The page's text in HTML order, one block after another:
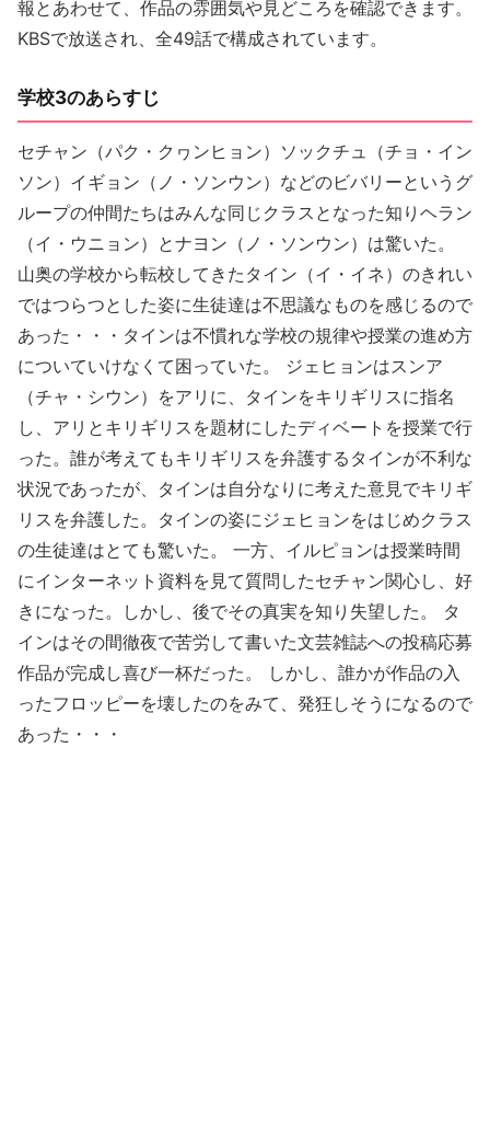
報とあわせて、作品の雰囲気や見どころを確認できます。
KBSで放送され、全49話で構成されています。
学校3のあらすじ
セチャン（パク・クヮンヒョン）ソックチュ（チョ・イン
ソン）イギョン（ノ・ソンウン）などのビバリーというグ
ループの仲間たちはみんな同じクラスとなった知りヘラン
（イ・ウニョン）とナヨン（ノ・ソンウン）は驚いた。
山奥の学校から転校してきたタイン（イ・イネ）のきれい
ではつらつとした姿に生徒達は不思議なものを感じるので
あった・・・タインは不慣れな学校の規律や授業の進め方
についていけなくて困っていた。 ジェヒョンはスンア
（チャ・シウン）をアリに、タインをキリギリスに指名
し、アリとキリギリスを題材にしたディベートを授業で行
った。誰が考えてもキリギリスを弁護するタインが不利な
状況であったが、タインは自分なりに考えた意見でキリギ
リスを弁護した。タインの姿にジェヒョンをはじめクラス
の生徒達はとても驚いた。 一方、イルピョンは授業時間
にインターネット資料を見て質問したセチャン関心し、好
きになった。しかし、後でその真実を知り失望した。 タ
インはその間徹夜で苦労して書いた文芸雑誌への投稿応募
作品が完成し喜び一杯だった。 しかし、誰かが作品の入
ったフロッピーを壊したのをみて、発狂しそうになるので
あった・・・